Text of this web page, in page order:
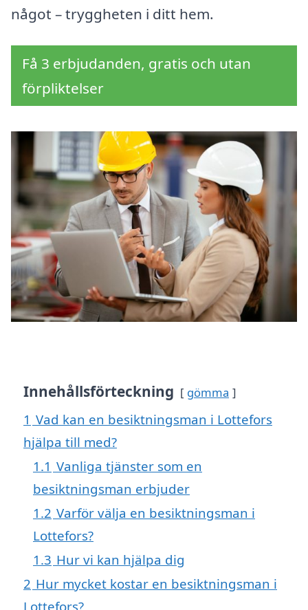
något – tryggheten i ditt hem.
Få 3 erbjudanden, gratis och utan
förpliktelser
Innehållsförteckning gömma
1 Vad kan en besiktningsman i Lottefors
hjälpa till med?
1.1 Vanliga tjänster som en
besiktningsman erbjuder
1.2 Varför välja en besiktningsman i
Lottefors?
1.3 Hur vi kan hjälpa dig
2 Hur mycket kostar en besiktningsman i
Lottefors?